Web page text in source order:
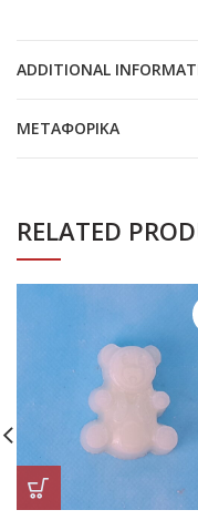
ADDITIONAL
ΜΕΤΑΦΟΡΙΚΆ
RELATED